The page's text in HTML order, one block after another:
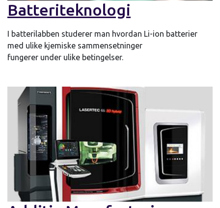
Batteriteknologi
I batterilabben studerer man hvordan Li-ion batterier
med ulike kjemiske sammensetninger
fungerer under ulike betingelser.